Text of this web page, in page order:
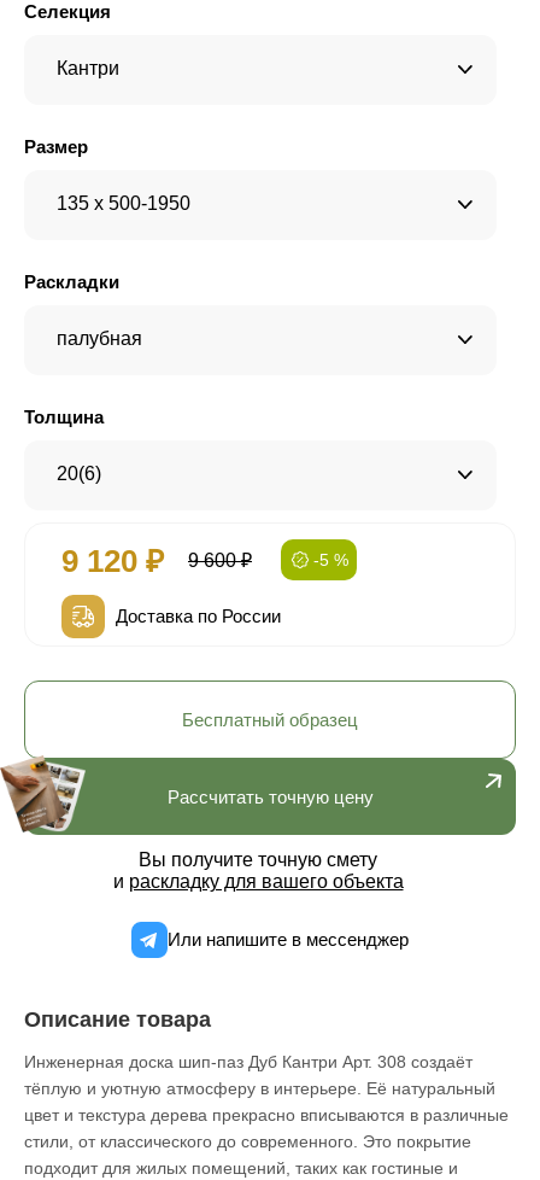
Селекция
Кантри
Размер
135 x 500-1950
Раскладки
палубная
Толщина
20(6)
9 120 ₽ 9 600 ₽ -5 %
Доставка по России
Рассчитать точную цену
Вы получите точную смету
и раскладку для вашего объекта
Или напишите в мессенджер
Бесплатный образец
Описание товара
Инженерная доска шип-паз Дуб Кантри Арт. 308 создаёт
тёплую и уютную атмосферу в интерьере. Её натуральный
цвет и текстура дерева прекрасно вписываются в различные
стили, от классического до современного. Это покрытие
подходит для жилых помещений, таких как гостиные и